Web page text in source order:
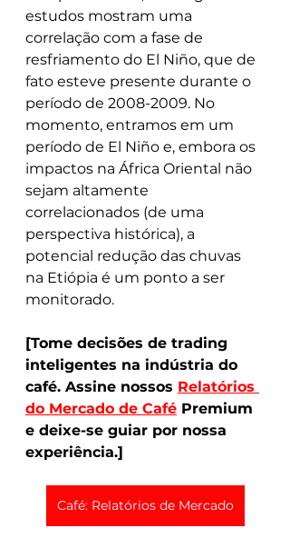
estudos mostram uma
correlação com a fase de
resfriamento do El Niño, que de
fato esteve presente durante o
período de 2008-2009. No
momento, entramos em um
período de El Niño e, embora os
impactos na África Oriental não
sejam altamente
correlacionados (de uma
perspectiva histórica), a
potencial redução das chuvas
na Etiópia é um ponto a ser
monitorado.
[Tome decisões de trading
inteligentes na indústria do
café. Assine nossos Relatórios
do Mercado de Café Premium
e deixe-se guiar por nossa
experiência.]
Café: Relatórios de Mercado